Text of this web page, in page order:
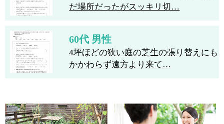
だ場所だったがスッキリ切…
60代 男性
4坪ほどの狭い庭の芝生の張り替えにも
かかわらず遠方より来て…